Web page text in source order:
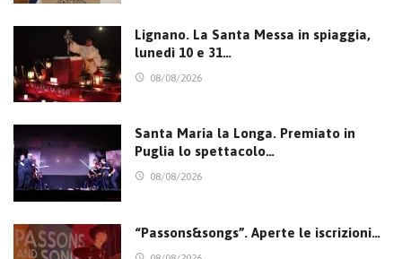
Lignano. La Santa Messa in spiaggia,
lunedì 10 e 31…
08/08/2026
Santa Maria la Longa. Premiato in
Puglia lo spettacolo…
08/08/2026
“Passons&songs”. Aperte le iscrizioni…